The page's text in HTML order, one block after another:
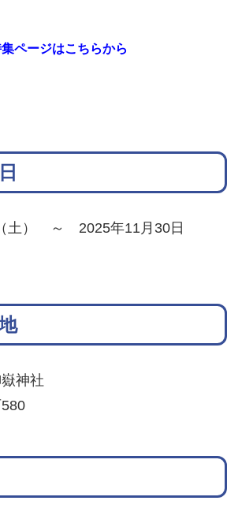
ページはこちらから
土） ～ 2025年11月30日
神社